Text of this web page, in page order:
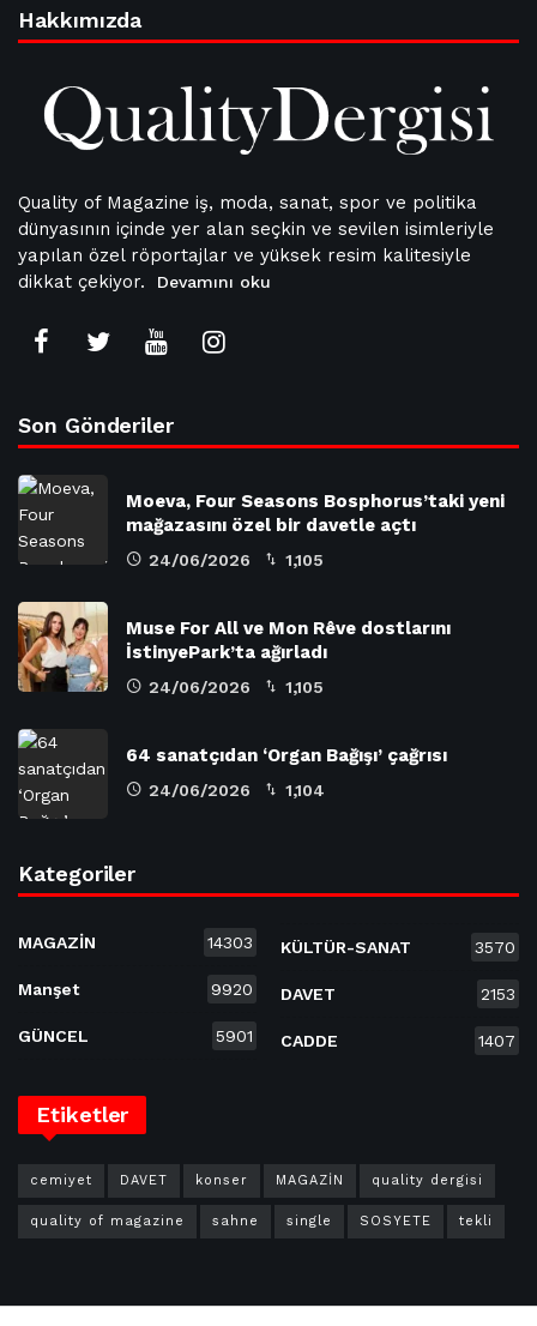
Hakkımızda
Quality of Magazine iş, moda, sanat, spor ve politika
dünyasının içinde yer alan seçkin ve sevilen isimleriyle
yapılan özel röportajlar ve yüksek resim kalitesiyle
dikkat çekiyor.
Devamını oku
Son Gönderiler
Moeva, Four Seasons Bosphorus’taki yeni
mağazasını özel bir davetle açtı
24/06/2026 1,105
Muse For All ve Mon Rêve dostlarını
İstinyePark’ta ağırladı
24/06/2026 1,105
64 sanatçıdan ‘Organ Bağışı’ çağrısı
24/06/2026 1,104
Kategoriler
MAGAZİN 14303
Manşet 9920
GÜNCEL 5901
KÜLTÜR-SANAT 3570
DAVET 2153
CADDE 1407
Etiketler
cemiyet DAVET konser MAGAZİN quality dergisi
quality of magazine sahne single SOSYETE tekli